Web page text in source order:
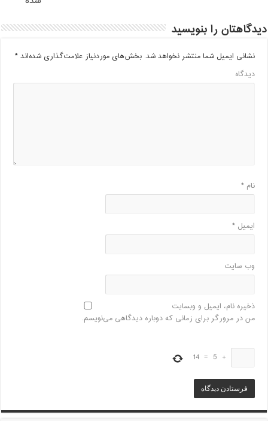
دیدگاهتان را بنویسید
نشانی ایمیل شما منتشر نخواهد شد. بخش‌های موردنیاز علامت‌گذاری شده‌اند*
دیدگاه
نام *
ایمیل *
وب‌ سایت
ذخیره نام، ایمیل و وبسایت
من در مرورگر برای زمانی که دوباره دیدگاهی می‌نویسم.
+
5
=
14